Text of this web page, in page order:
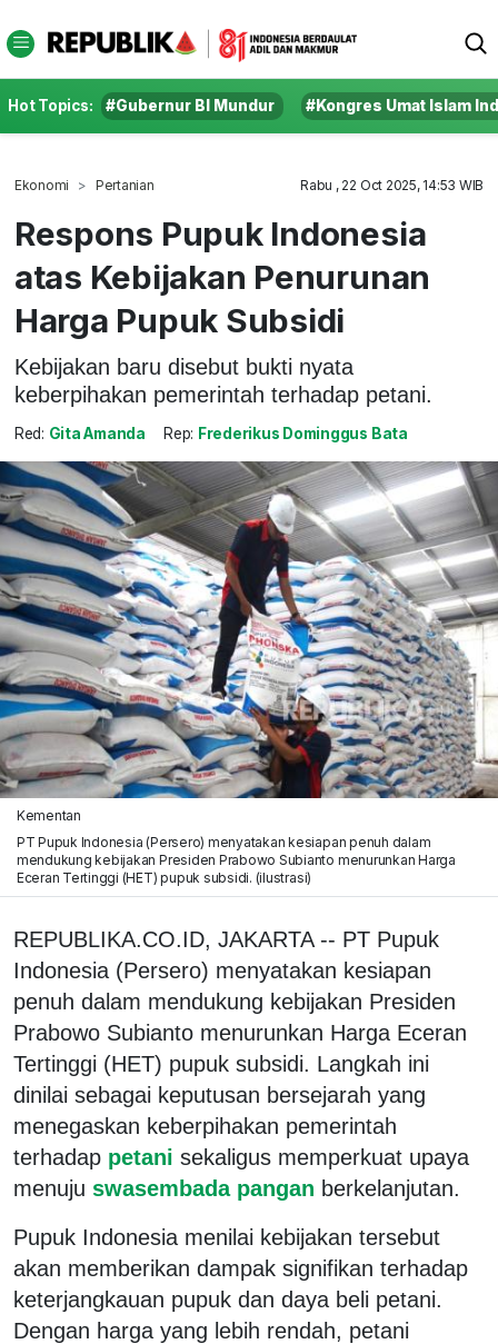
Hot Topics: #Gubernur BI Mundur #Kongres Umat Islam
Ekonomi Pertanian Rabu , 22 Oct 2025, 14:53 WIB
Respons Pupuk Indonesia
atas Kebijakan Penurunan
Harga Pupuk Subsidi
Kebijakan baru disebut bukti nyata
keberpihakan pemerintah terhadap petani.
Red: Gita Amanda Rep: Frederikus Dominggus Bata
Kementan
PT Pupuk Indonesia (Persero) menyatakan kesiapan penuh dalam
mendukung kebijakan Presiden Prabowo Subianto menurunkan Harga
Eceran Tertinggi (HET) pupuk subsidi. (ilustrasi)
REPUBLIKA.CO.ID, JAKARTA -- PT Pupuk
Indonesia (Persero) menyatakan kesiapan
penuh dalam mendukung kebijakan Presiden
Prabowo Subianto menurunkan Harga Eceran
Tertinggi (HET) pupuk subsidi. Langkah ini
dinilai sebagai keputusan bersejarah yang
menegaskan keberpihakan pemerintah
terhadap petani sekaligus memperkuat upaya
menuju swasembada pangan berkelanjutan.
Pupuk Indonesia menilai kebijakan tersebut
akan memberikan dampak signifikan terhadap
keterjangkauan pupuk dan daya beli petani.
Dengan harga yang lebih rendah, petani